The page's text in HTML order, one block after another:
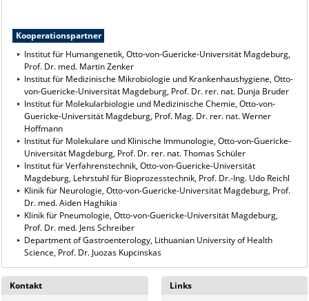
Kooperationspartner
Institut für Humangenetik, Otto-von-Guericke-Universität Magdeburg,
Prof. Dr. med. Martin Zenker
Institut für Medizinische Mikrobiologie und Krankenhaushygiene, Otto-
von-Guericke-Universität Magdeburg, Prof. Dr. rer. nat. Dunja Bruder
Institut für Molekularbiologie und Medizinische Chemie, Otto-von-
Guericke-Universität Magdeburg, Prof. Mag. Dr. rer. nat. Werner
Hoffmann
Institut für Molekulare und Klinische Immunologie, Otto-von-Guericke-
Universität Magdeburg, Prof. Dr. rer. nat. Thomas Schüler
Institut für Verfahrenstechnik, Otto-von-Guericke-Universität
Magdeburg, Lehrstuhl für Bioprozesstechnik, Prof. Dr.-Ing. Udo Reichl
Klinik für Neurologie, Otto-von-Guericke-Universität Magdeburg, Prof.
Dr. med. Aiden Haghikia
Klinik für Pneumologie, Otto-von-Guericke-Universität Magdeburg,
Prof. Dr. med. Jens Schreiber
Department of Gastroenterology, Lithuanian University of Health
Science, Prof. Dr. Juozas Kupcinskas
Kontakt
Links